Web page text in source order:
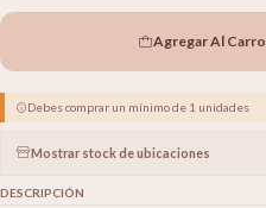
Agregar Al Carro
Debes comprar un mínimo de 1 unidades
Mostrar stock de ubicaciones
DESCRIPCIÓN